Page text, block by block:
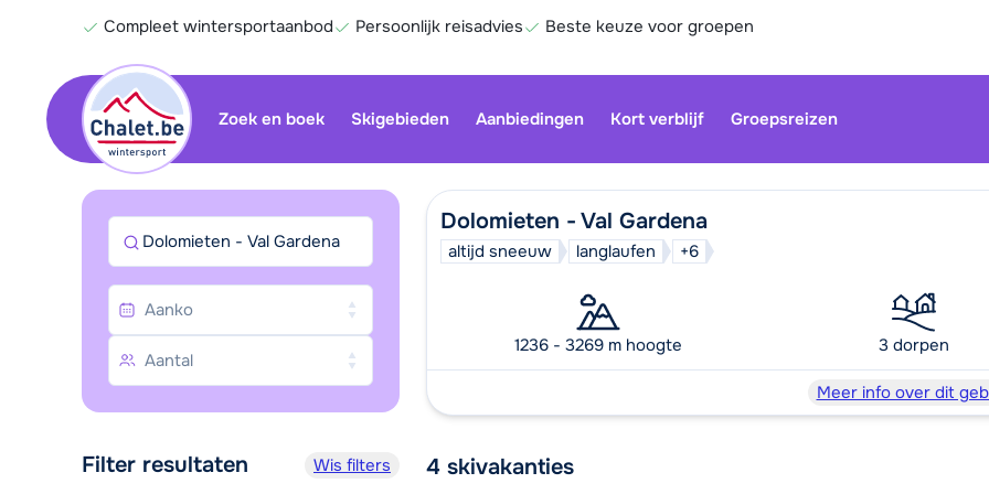
Compleet wintersportaanbod Persoonlijk reisadvies Beste keuze voor groepen
Zoek en boek Skigebieden Aanbiedingen Kort verblijf Groepsreizen
gesloten.
gebruiken:
Dolomieten - Val Gardena
altijd sneeuw langlaufen +6
1236 - 3269 m hoogte 3 dorpen
Meer info over dit
4 skivakanties
Dolomieten - Val Gardena
Filter resultaten Wis filters